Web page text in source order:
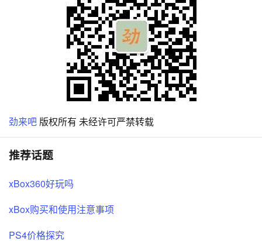
劲来吧 版权所有 未经许可严禁转载
推荐话题
xBox360好玩吗
xBox购买和使用注意事项
PS4价格探究